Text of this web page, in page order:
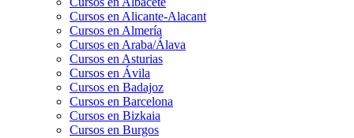
Cursos en Alicante-Alacant
Cursos en Almería
Cursos en Araba/Álava
Cursos en Asturias
Cursos en Ávila
Cursos en Badajoz
Cursos en Barcelona
Cursos en Bizkaia
Cursos en Burgos